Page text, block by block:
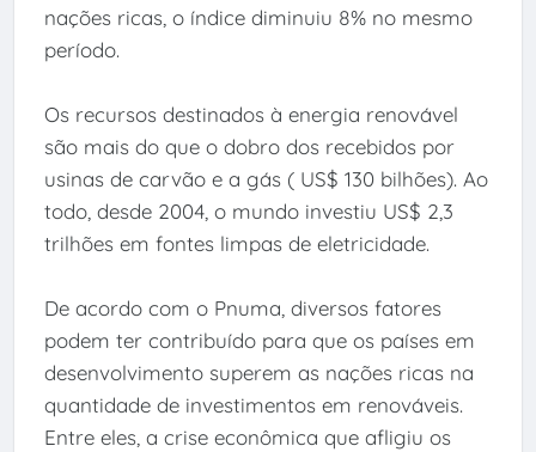
nações ricas, o índice diminuiu 8% no mesmo
período.
Os recursos destinados à energia renovável
são mais do que o dobro dos recebidos por
usinas de carvão e a gás ( US$ 130 bilhões). Ao
todo, desde 2004, o mundo investiu US$ 2,3
trilhões em fontes limpas de eletricidade.
De acordo com o Pnuma, diversos fatores
podem ter contribuído para que os países em
desenvolvimento superem as nações ricas na
quantidade de investimentos em renováveis.
Entre eles, a crise econômica que afligiu os